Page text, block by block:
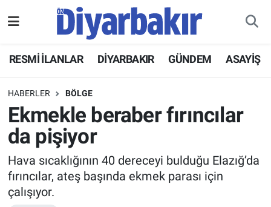
RESMİ İLANLAR DİYARBAKIR GÜNDEM ASAYİŞ
HABERLER BÖLGE
Ekmekle beraber fırıncılar
da pişiyor
Hava sıcaklığının 40 dereceyi bulduğu Elazığ’da
fırıncılar, ateş başında ekmek parası için
çalışıyor.
ASAYİŞ
DİYARBAKIR
EKONOMİ
GÜNDEM
BÖLGE
Hava Durumu
Namaz Vakitleri
Trafik Durumu
Süper Lig Puan Durumu ve Fikstür
Tüm Manşetler